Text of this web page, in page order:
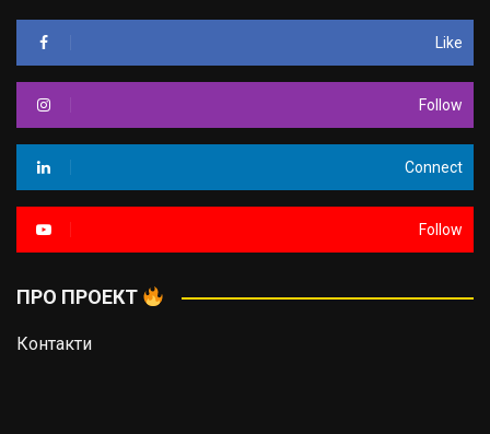
Like
Follow
Connect
Follow
ПРО ПРОЕКТ
Контакти